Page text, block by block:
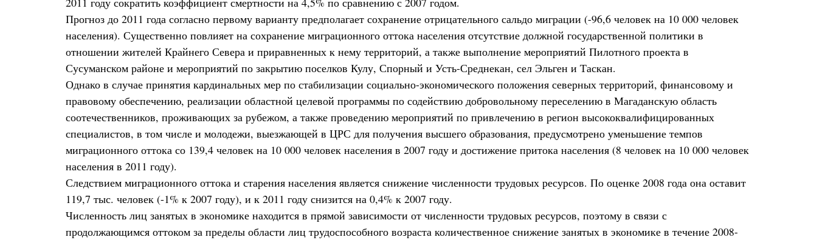
Прогноз до 2011 года согласно первому варианту предполагает сохранение отрицательного сальдо миграции (-96,6 человек на 10 000 человек
населения). Существенно повлияет на сохранение миграционного оттока населения отсутствие должной государственной политики в
отношении жителей Крайнего Севера и приравненных к нему территорий, а также выполнение мероприятий Пилотного проекта в
Сусуманском районе и мероприятий по закрытию поселков Кулу, Спорный и Усть-Среднекан, сел Эльген и Таскан.
Однако в случае принятия кардинальных мер по стабилизации социально-экономического положения северных территорий, финансовому и
правовому обеспечению, реализации областной целевой программы по содействию добровольному переселению в Магаданскую область
соотечественников, проживающих за рубежом, а также проведению мероприятий по привлечению в регион высококвалифицированных
специалистов, в том числе и молодежи, выезжающей в ЦРС для получения высшего образования, предусмотрено уменьшение темпов
миграционного оттока со 139,4 человек на 10 000 человек населения в 2007 году и достижение притока населения (8 человек на 10 000 человек
населения в 2011 году).
Следствием миграционного оттока и старения населения является снижение численности трудовых ресурсов. По оценке 2008 года она оставит
119,7 тыс. человек (-1% к 2007 году), и к 2011 году снизится на 0,4% к 2007 году.
Численность лиц занятых в экономике находится в прямой зависимости от численности трудовых ресурсов, поэтому в связи с
продолжающимся оттоком за пределы области лиц трудоспособного возраста количественное снижение занятых в экономике в течение 2008-